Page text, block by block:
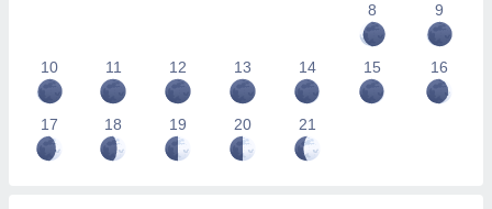
8
9
10 11 12 13 14 15 16
17 18 19 20 21